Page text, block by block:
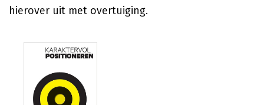
hierover uit met overtuiging.